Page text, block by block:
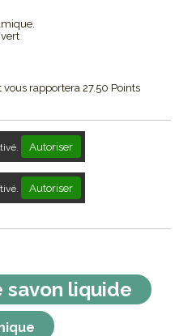
vous rapportera 27.50 Points
Autoriser
Autoriser
savon liquide